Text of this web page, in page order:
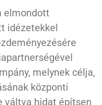
elmondott
idézetekkel
melynek célja,
központi
váltva hidat építsen